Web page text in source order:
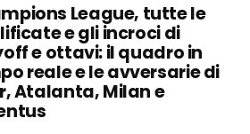
League, tutte le
e gli incroci di
e ottavi: il quadro in
reale e le avversarie di
Atalanta, Milan e